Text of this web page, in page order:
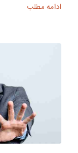
ادامه مطلب